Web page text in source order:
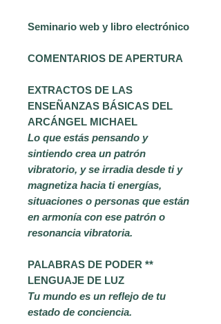
Seminario web y libro electrónico
COMENTARIOS DE APERTURA
EXTRACTOS DE LAS
ENSEÑANZAS BÁSICAS DEL
ARCÁNGEL MICHAEL
Lo que estás pensando y
sintiendo crea un patrón
vibratorio, y se irradia desde ti y
magnetiza hacia ti energías,
situaciones o personas que están
en armonía con ese patrón o
resonancia vibratoria.
PALABRAS DE PODER **
LENGUAJE DE LUZ
Tu mundo es un reflejo de tu
estado de conciencia.